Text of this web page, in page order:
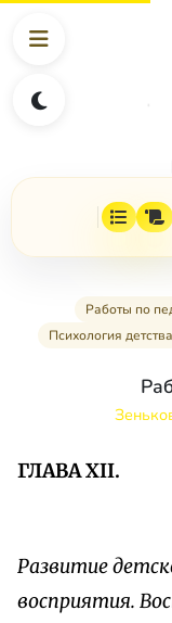
Работы по
Психология детства
ГЛАВА XII.
Развитие
восприятия.